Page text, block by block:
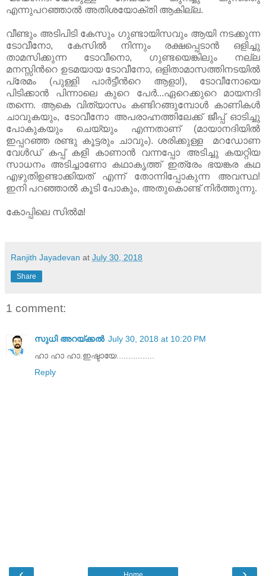
എന്നുപറഞ്ഞാല്‍ അതിശയോക്തി ആകില്ല.
വീണ്ടും അടിപിടി കേസും ഗുണ്ടായിസവും ആയി നടക്കുന്ന
ടോവീനോ, കേസില്‍ നിന്നും രക്ഷപ്പെടാന്‍ ഒളിച്ചു
താമസിക്കുന്ന ടോവീനൊ, ഗുണ്ടയെങ്കിലും നല്ല
മനസ്സിന്‍റെ ഉടമയായ ടോവീനോ, ഒളിതാമാസത്തിനടയില്‍
പ്രേമം (പുള്ളി പാര്‍ട്ടീന്‍റെ ആളാ!), ടോവീനോയെ
പിടിക്കാന്‍ പിന്നാലെ കുറെ പേര്‍...ഏറെക്കുറെ മായനദി
തന്നെ. ആകെ വിത്യാസം കണ്ടിറങ്ങുമ്പോള്‍ കാണികള്‍
ചാവുകയും, ടോവീനോ അപരാഹ്നത്തിലേക്ക് ജീപ്പ് ഓടിച്ചു
പോകുകയും ചെയ്യും എന്നതാണ് (മായാനദിയില്‍
ഇപ്പറഞ്ഞ രണ്ടു കൂട്ടരും ചാവും). ശരിക്കുള്ള മറഡോണ
വേള്‍ഡ് കപ്പ് കളി കാണാന്‍ വന്നപ്പോ അടിച്ചു കയറ്റിയ
സാധനം അടിച്ചാണോ കഥാകൃത്ത് ഇത്രേം ഭയങ്കര കഥ
എഴുതിഉണ്ടാക്കിയത് എന്ന് തോന്നിപ്പോകുന്ന അവസ്ഥ!
ഇനി പറഞ്ഞാല്‍ കൂടി പോകും, അതുകൊണ്ട് നിര്‍ത്തുന്നു.
കോപ്പിലെ സില്‍മ!
Ranjith Jayadevan at July 30, 2018
Share
1 comment:
സുധി അറയ്ക്കൽ July 30, 2018 at 10:20 PM
ഹാ ഹാ ഹാ.ഇഷ്ടായേ................
Reply